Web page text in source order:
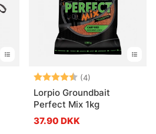
5 stjernerVurdering: (4)
Lorpio Groundbait
Perfect Mix 1kg
37.90 DKK